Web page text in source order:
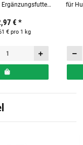
Ergänzungsfutter
€ *
€ pro 1 kg
für